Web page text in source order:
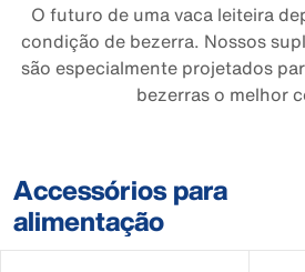
O futuro de uma vaca leiteira
condição de bezerra. Nossos
são especialmente projetados
bezerras o melhor
Accessórios para
alimentação